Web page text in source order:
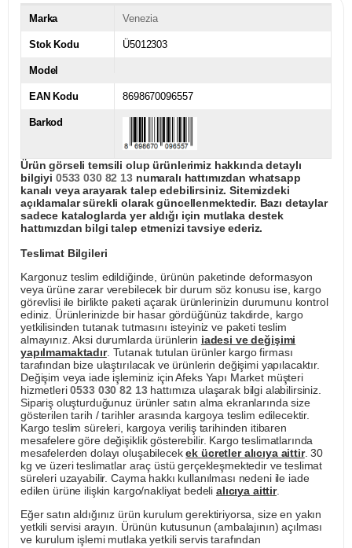
Marka Venezia
Stok Kodu Ü5012303
Model
EAN Kodu 8698670096557
Barkod
Ürün görseli temsili olup ürünlerimiz hakkında detaylı
bilgiyi 0533 030 82 13numaralı hattımızdan whatsapp
kanalı veya arayarak talep edebilirsiniz. Sitemizdeki
açıklamalar sürekli olarak güncellenmektedir. Bazı detaylar
sadece kataloglarda yer aldığı için mutlaka destek
hattımızdan bilgi talep etmenizi tavsiye ederiz.
Teslimat Bilgileri
Kargonuz teslim edildiğinde, ürünün paketinde deformasyon
veya ürüne zarar verebilecek bir durum söz konusu ise, kargo
görevlisi ile birlikte paketi açarak ürünlerinizin durumunu kontrol
ediniz. Ürünlerinizde bir hasar gördüğünüz takdirde, kargo
yetkilisinden tutanak tutmasını isteyiniz ve paketi teslim
almayınız. Aksi durumlarda ürünlerin iadesi ve değişimi
yapılmamaktadır. Tutanak tutulan ürünler kargo firması
tarafından bize ulaştırılacak ve ürünlerin değişimi yapılacaktır.
Değişim veya iade işleminiz için Afeks Yapı Market müşteri
hizmetleri0533 030 82 13hattımıza ulaşarak bilgi alabilirsiniz.
Sipariş oluşturduğunuz ürünler satın alma ekranlarında size
gösterilen tarih / tarihler arasında kargoya teslim edilecektir.
Kargo teslim süreleri, kargoya veriliş tarihinden itibaren
mesafelere göre değişiklik gösterebilir. Kargo teslimatlarında
mesafelerden dolayı oluşabilecekek ücretler alıcıya aittir. 30
kg ve üzeri teslimatlar araç üstü gerçekleşmektedir ve teslimat
süreleri uzayabilir. Cayma hakkı kullanılması nedeni ile iade
edilen ürüne ilişkin kargo/nakliyat bedeli alıcıya aittir.
Eğer satın aldığınız ürün kurulum gerektiriyorsa, size en yakın
yetkili servisi arayın. Ürünün kutusunun (ambalajının) açılması
ve kurulum işlemi mutlaka yetkili servis tarafından